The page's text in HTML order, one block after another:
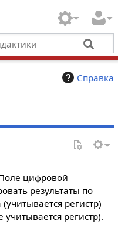
Справка
цифровой
результаты по
регистр)
регистр).